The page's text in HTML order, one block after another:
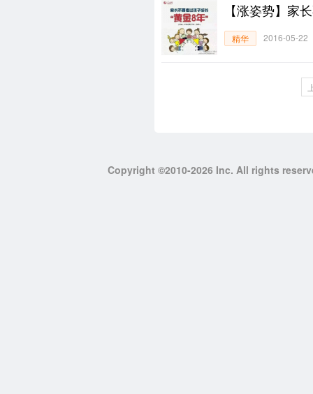
【涨姿势】家
精华 2016-05-22
Copyright ©2010-2026 Inc. All rights